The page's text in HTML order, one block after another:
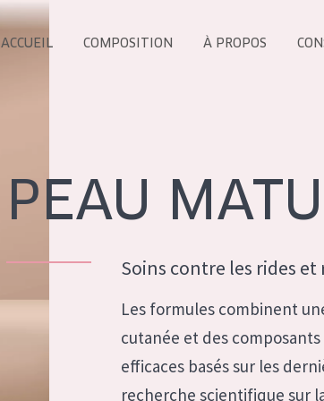
TOUS LES
ACCUEIL COMPOSITION À PROPOS
PEAU
Soins contre les rides et
Les formules combinent
cutanée et des
efficaces basés sur les
recherche scientifique sur